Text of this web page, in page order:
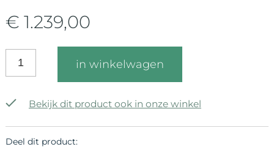
€ 1.239,00
in winkelwagen
Bekijk dit product ook in onze winkel
Deel dit product: